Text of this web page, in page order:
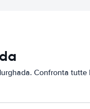
Confronta tutte